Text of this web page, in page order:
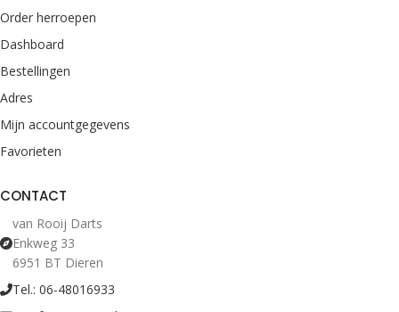
Order herroepen
Dashboard
Bestellingen
Adres
Mijn accountgegevens
Favorieten
CONTACT
van Rooij Darts
Enkweg 33
6951 BT Dieren
Tel.: 06-48016933